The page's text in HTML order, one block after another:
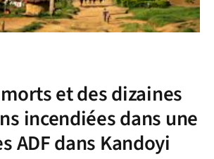
et des dizaines
incendiées dans une
ADF dans Kandoyi